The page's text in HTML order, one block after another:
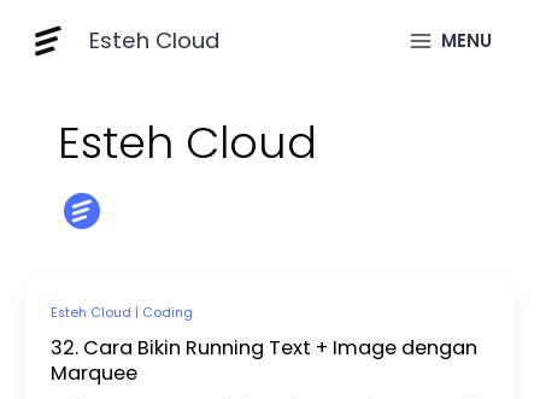
content
Esteh Cloud MENU
Esteh Cloud
Esteh Cloud | Coding
32. Cara Bikin Running Text + Image dengan
Marquee
32.
Cara
Bikin